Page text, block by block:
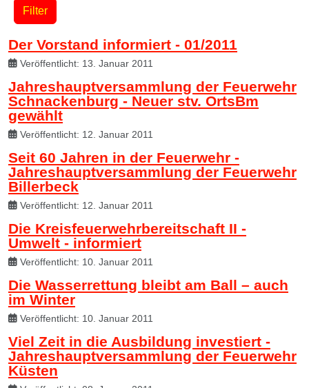
Filter
Der Vorstand informiert - 01/2011
Veröffentlicht: 13. Januar 2011
Jahreshauptversammlung der Feuerwehr
Schnackenburg - Neuer stv. OrtsBm
gewählt
Veröffentlicht: 12. Januar 2011
Seit 60 Jahren in der Feuerwehr -
Jahreshauptversammlung der Feuerwehr
Billerbeck
Veröffentlicht: 12. Januar 2011
Die Kreisfeuerwehrbereitschaft II -
Umwelt - informiert
Veröffentlicht: 10. Januar 2011
Die Wasserrettung bleibt am Ball – auch
im Winter
Veröffentlicht: 10. Januar 2011
Viel Zeit in die Ausbildung investiert -
Jahreshauptversammlung der Feuerwehr
Küsten